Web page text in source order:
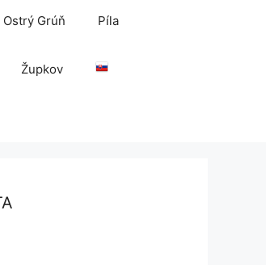
Ostrý Grúň Píla
Župkov